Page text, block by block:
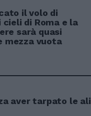
il volo di
cieli di Roma e la
sarà quasi
mezza vuota
aver tarpato le ali